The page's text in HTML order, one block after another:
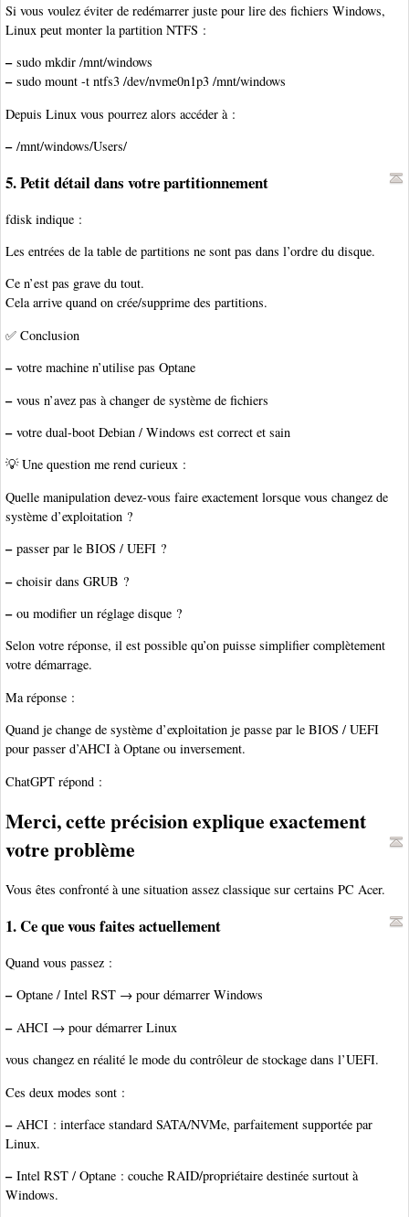
Si vous voulez éviter de redémarrer juste pour lire des fichiers Windows,
Linux peut monter la partition NTFS :
–sudo mkdir /mnt/windows
–sudo mount -t ntfs3 /dev/nvme0n1p3 /mnt/windows
Depuis Linux vous pourrez alors accéder à :
–/mnt/windows/Users/
5. Petit détail dans votre partitionnement
fdisk indique :
Les entrées de la table de partitions ne sont pas dans l’ordre du disque.
Ce n’est pas grave du tout.
Cela arrive quand on crée/supprime des partitions.
✅ Conclusion
–votre machine n’utilise pas Optane
–vous n’avez pas à changer de système de fichiers
–votre dual-boot Debian / Windows est correct et sain
💡 Une question me rend curieux :
Quelle manipulation devez-vous faire exactement lorsque vous changez de
système d’exploitation ?
–passer par le BIOS / UEFI ?
–choisir dans GRUB ?
–ou modifier un réglage disque ?
Selon votre réponse, il est possible qu’on puisse simplifier complètement
votre démarrage.
Ma réponse :
Quand je change de système d’exploitation je passe par le BIOS / UEFI
pour passer d’AHCI à Optane ou inversement.
ChatGPT répond :
Merci, cette précision explique exactement
votre problème
Vous êtes confronté à une situation assez classique sur certains PC Acer.
1. Ce que vous faites actuellement
Quand vous passez :
–Optane / Intel RST → pour démarrer Windows
–AHCI → pour démarrer Linux
vous changez en réalité le mode du contrôleur de stockage dans l’UEFI.
Ces deux modes sont :
–AHCI : interface standard SATA/NVMe, parfaitement supportée par
Linux.
–Intel RST / Optane : couche RAID/propriétaire destinée surtout à
Windows.